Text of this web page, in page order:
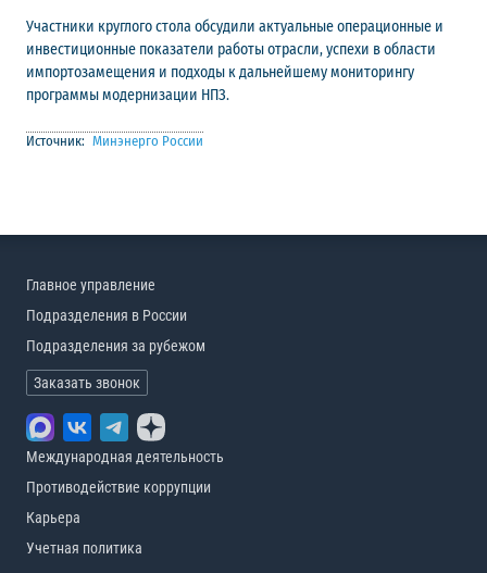
Участники круглого стола обсудили актуальные операционные и
инвестиционные показатели работы отрасли, успехи в области
импортозамещения и подходы к дальнейшему мониторингу
программы модернизации НПЗ.
Источник: Минэнерго России
Главное управление
Подразделения в России
Подразделения за рубежом
Заказать звонок
Международная деятельность
Противодействие коррупции
Карьера
Учетная политика